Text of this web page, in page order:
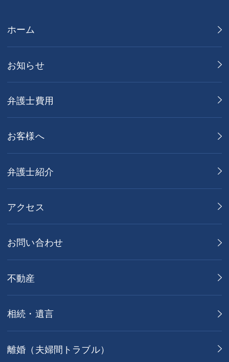
ホーム
お知らせ
弁護士費用
お客様へ
弁護士紹介
アクセス
お問い合わせ
不動産
相続・遺言
離婚（夫婦間トラブル）